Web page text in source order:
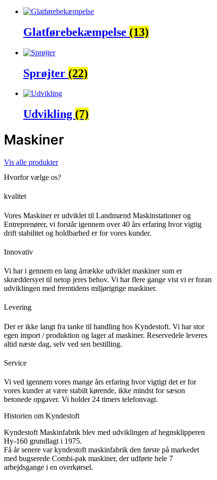
Glatførebekæmpelse (13)
Sprøjter (22)
Udvikling (7)
Maskiner
Vis alle produkter
Hvorfor vælge os?
kvalitet
Vores Maskiner er udviklet til Landmænd Maskinstationer og
Entreprenører, vi forstår igennem over 40 års erfaring hvor vigtig
drift stabilitet og holdbarhed er for vores kunder.
Innovativ
Vi har i gennem en lang årrække udviklet maskiner som er
skræddersyet til netop jeres behov. Vi har flere gange vist vi er foran
udviklingen med fremtidens miljørigtige maskiner.
Levering
Der er ikke langt fra tanke til handling hos Kyndestoft. Vi har stor
egen import / produktion og lager af maskiner. Reservedele leveres
altid næste dag, selv ved sen bestilling.
Service
Vi ved igennem vores mange års erfaring hvor vigtigt det er for
vores kunder at være stabilt kørende, ikke mindst for sæson
betonede opgaver. Vi holder 24 timers telefonvagt.
Historien om Kyndestoft
Kyndestoft Maskinfabrik blev med udviklingen af hegnsklipperen
Hy-160 grundlagt i 1975.
Få år senere var kyndestoft maskinfabrik den første på markedet
med bugserede Combi-pak maskiner, der udførte hele 7
arbejdsgange i en overkørsel.